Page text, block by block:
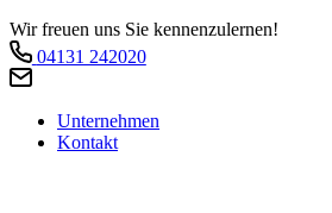
Wir freuen uns Sie kennenzulernen!
04131 242020
Unternehmen
Kontakt